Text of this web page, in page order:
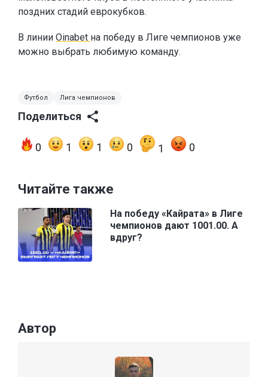
поздних стадий еврокубков.
В линии Oinabet на победу в Лиге чемпионов уже
можно выбрать любимую команду.
Футбол Лига чемпионов
Поделиться
0 1 1 0 1 0
Читайте также
На победу «Кайрата» в Лиге
чемпионов дают 1001.00. А
вдруг?
Автор